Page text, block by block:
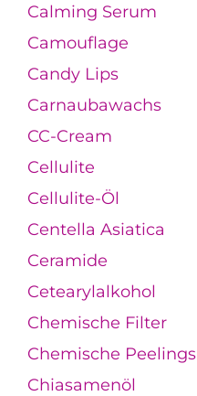
Calming Serum
Camouflage
Candy Lips
Carnaubawachs
CC-Cream
Cellulite
Cellulite-Öl
Centella Asiatica
Ceramide
Cetearylalkohol
Chemische Filter
Chemische Peelings
Chiasamenöl